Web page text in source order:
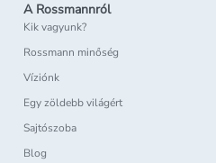
A Rossmannról
Kik vagyunk?
Rossmann minőség
Víziónk
Egy zöldebb világért
Sajtószoba
Blog